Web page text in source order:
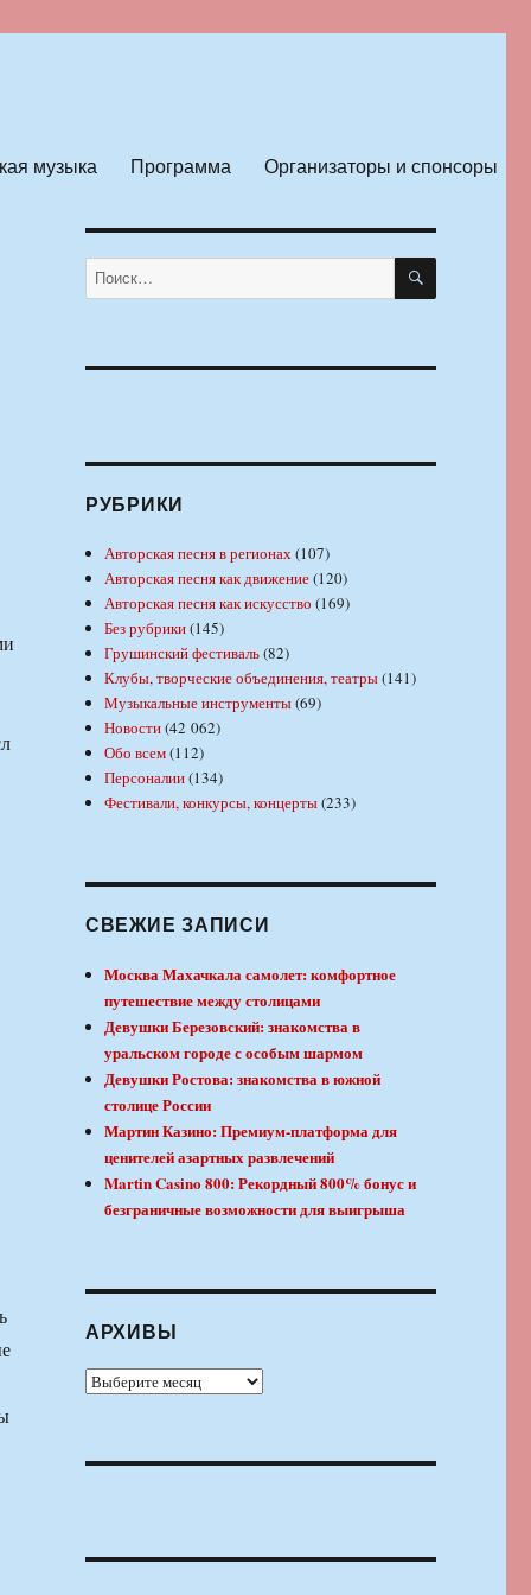
музыка Программа Организаторы и спонсоры
Искать: ПОИСК
РУБРИКИ
Авторская песня в регионах(107)
Авторская песня как движение(120)
Авторская песня как искусство (169)
Без рубрики(145)
Грушинский фестиваль(82)
Клубы, творческие объединения, театры(141)
Музыкальные инструменты(69)
Новости(42 062)
Обо всем(112)
Персоналии(134)
Фестивали, конкурсы, концерты(233)
СВЕЖИЕ ЗАПИСИ
Москва Махачкала самолет: комфортное
путешествие между столицами
Девушки Березовский: знакомства в
уральском городе с особым шармом
Девушки Ростова: знакомства в южной
столице России
Мартин Казино: Премиум-платформа для
ценителей азартных развлечений
Martin Casino 800: Рекордный 800% бонус и
безграничные возможности для выигрыша
АРХИВЫ
Архивы